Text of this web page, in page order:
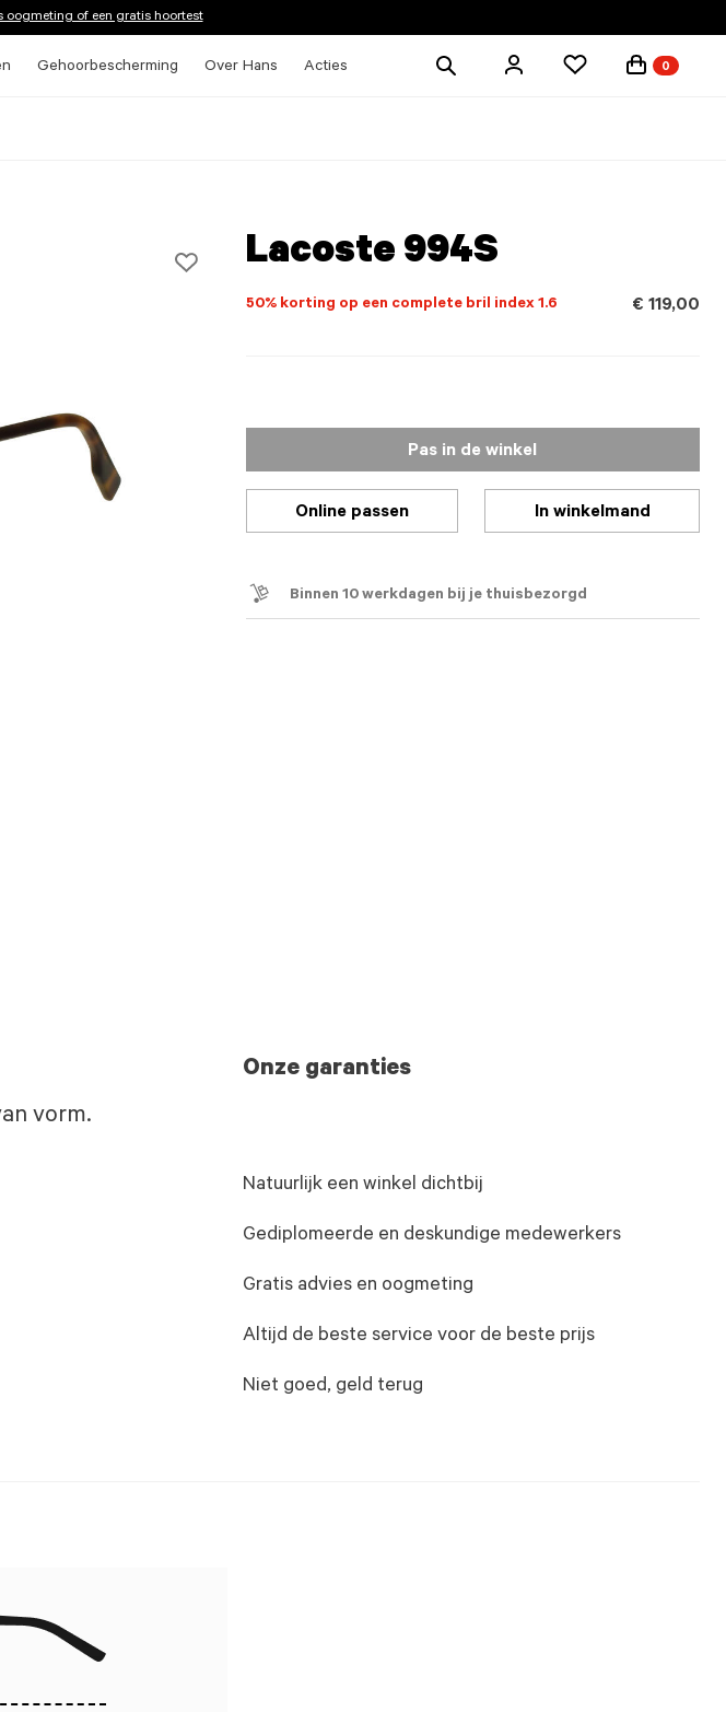
oogmeting of een gratis hoortest
Gehoorbescherming Over Hans Acties
Zoek
0
Lacoste 994S
50% korting op een complete bril index 1.6 € 119,00
Pas in de winkel
Online passen In winkelmand
Binnen 10 werkdagen bij je thuisbezorgd
vorm.
Onze garanties
Natuurlijk een winkel dichtbij
Gediplomeerde en deskundige medewerkers
Gratis advies en oogmeting
Altijd de beste service voor de beste prijs
Niet goed, geld terug